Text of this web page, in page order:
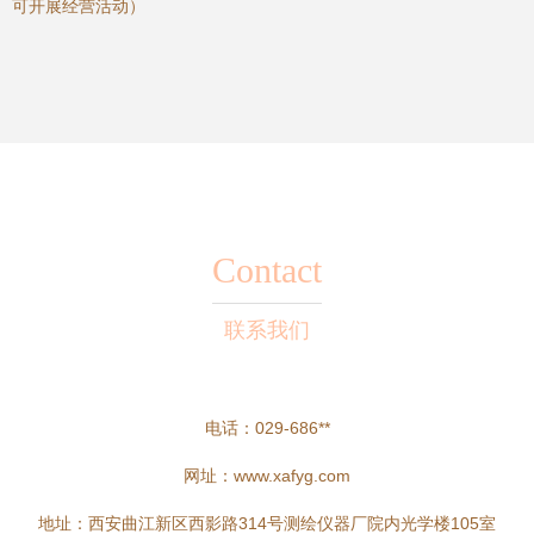
可开展经营活动）
Contact
联系我们
电话：029-686**
网址： www.xafyg.com
地址：西安曲江新区西影路314号测绘仪器厂院内光学楼105室